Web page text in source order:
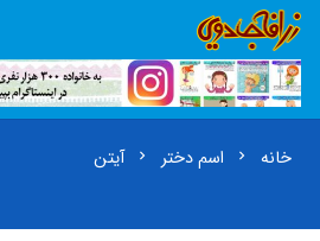
خانه chevron_right اسم دختر chevron_right آیتن